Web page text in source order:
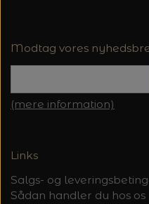
Modtag vores
(mere information)
Links
Salgs- og
Sådan handler du hos os